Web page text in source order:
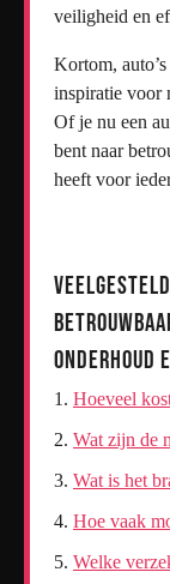
veiligheid en
Kortom,
inspiratie voor
Of je nu een
bent naar
heeft voor
Onderhoud
Hoeveel
Wat zijn de
Wat is het
Hoe vaak
Welke